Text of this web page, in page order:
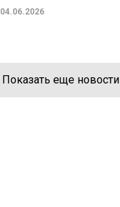
04.06.2026
Показать еще новости